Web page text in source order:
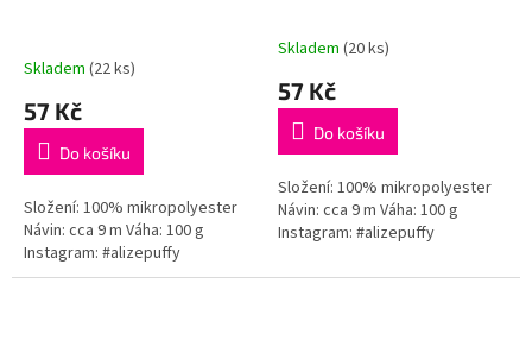
Skladem (22 ks)
57 Kč
Do košíku
Složení: 100% mikropolyester
Návin: cca 9 m Váha: 100 g
Instagram: #alizepuffy
Průměrné
produktu
5,0
5
hvězdiček.
Skladem (20 ks)
57 Kč
Do košíku
Složení: 100% mikropolyester
Návin: cca 9 m Váha: 100 g
Instagram: #alizepuffy